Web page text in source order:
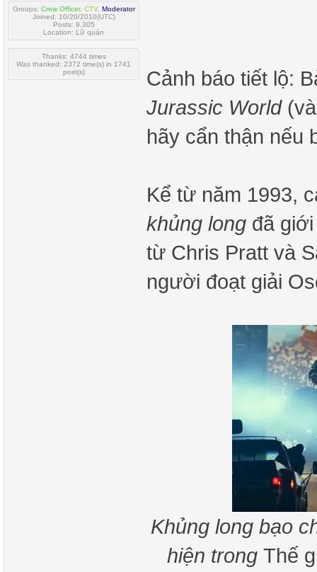
Groups: Crew Officer, CTV, Moderator
Joined: 10/20/2010(UTC)
Posts: 9,305
Location: Lữ quán
Thanks: 4744 times
Was thanked: 2372 time(s) in 1741
post(s)
Cảnh báo tiết lộ:
Jurassic World
hãy cẩn thận nếu
Kể từ năm 1993,
khủng long đã
từ Chris Pratt và
người đoạt giải
Khủng long bạo
hiện trong Thế